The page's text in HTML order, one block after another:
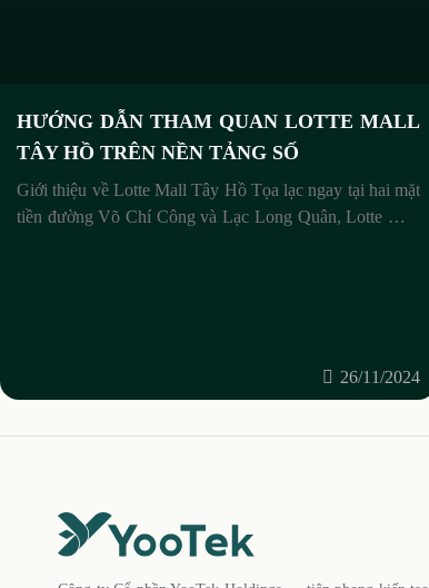
HƯỚNG DẪN THAM QUAN LOTTE MALL
TÂY HỒ TRÊN NỀN TẢNG SỐ
Giới thiệu về Lotte Mall Tây Hồ Tọa lạc ngay tại hai mặt
tiền đường Võ Chí Công và Lạc Long Quân, Lotte Mall
26/11/2024